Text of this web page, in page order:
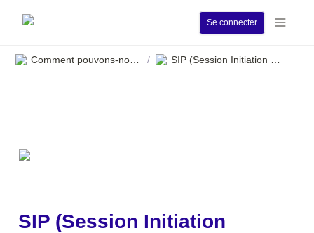
Se connecter
/
SIP (Session Initiation